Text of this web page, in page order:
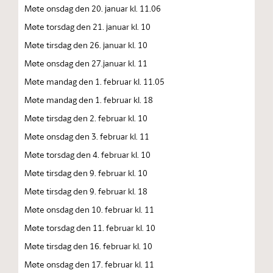
Møte onsdag den 20. januar kl. 11.06
Møte torsdag den 21. januar kl. 10
Møte tirsdag den 26. januar kl. 10
Møte onsdag den 27.januar kl. 11
Møte mandag den 1. februar kl. 11.05
Møte mandag den 1. februar kl. 18
Møte tirsdag den 2. februar kl. 10
Møte onsdag den 3. februar kl. 11
Møte torsdag den 4. februar kl. 10
Møte tirsdag den 9. februar kl. 10
Møte tirsdag den 9. februar kl. 18
Møte onsdag den 10. februar kl. 11
Møte torsdag den 11. februar kl. 10
Møte tirsdag den 16. februar kl. 10
Møte onsdag den 17. februar kl. 11